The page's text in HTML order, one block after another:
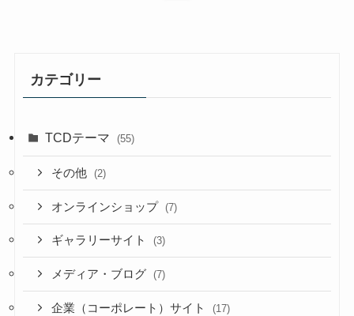
カテゴリー
TCDテーマ (55)
その他 (2)
オンラインショップ (7)
ギャラリーサイト (3)
メディア・ブログ (7)
企業（コーポレート）サイト (17)